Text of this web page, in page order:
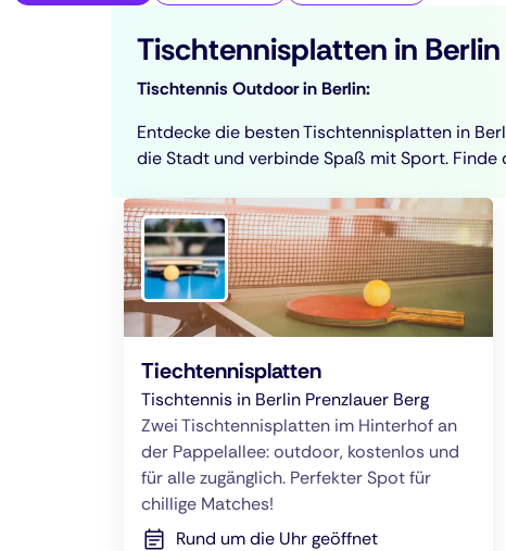
Tischtennisplatten in Berlin
Tischtennis Outdoor in Berlin:
Entdecke die besten Tischtennisplatten in
die Stadt und verbinde Spaß mit Sport. Finde
Tiechtennisplatten
Tischtennis in Berlin Prenzlauer Berg
Zwei Tischtennisplatten im Hinterhof an
der Pappelallee: outdoor, kostenlos und
für alle zugänglich. Perfekter Spot für
chillige Matches!
Rund um die Uhr geöffnet